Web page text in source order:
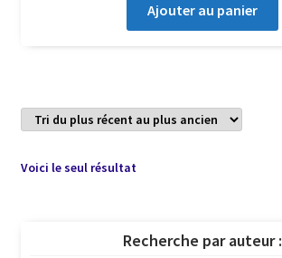
Ajouter au panier
Voici le seul résultat
Recherche par auteur :